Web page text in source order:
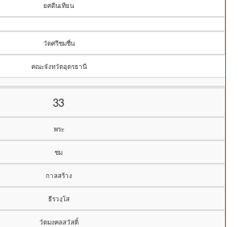
ยศตีนเทียน
วัดศรีชมชื่น
คณะจังหวัดอุดรธานี
33
พระ
ชม
กาลสร้าง
ธีรวงฺโส
วัดมงคลสวัสดิ์